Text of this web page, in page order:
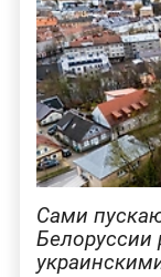
Сами
Белоруссии